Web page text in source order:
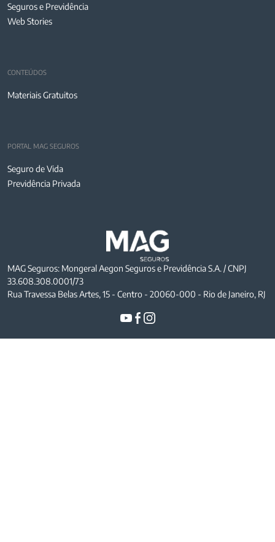
Seguros e Previdência
Web Stories
CONTEÚDOS
Materiais Gratuitos
PORTAL MAG SEGUROS
Seguro de Vida
Previdência Privada
MAG Seguros: Mongeral Aegon Seguros e Previdência S.A. / CNPJ
33.608.308.0001/73
Rua Travessa Belas Artes, 15 - Centro - 20060-000 - Rio de Janeiro, RJ